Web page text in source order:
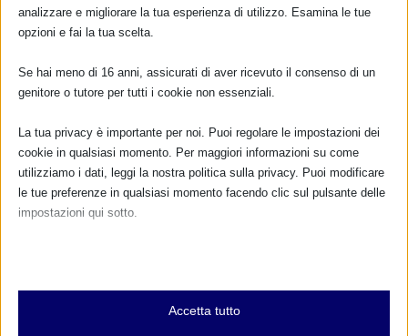
CALENDARIO EVENTI
Non ci sono eventi
TUTTI GLI EVENTI
FARMACI IN ALLATTAMENTO E
GRAVIDANZA
800.883300
analizzare e migliorare la tua esperienza di utilizzo. Esamina le tue
opzioni e fai la tua scelta.
Se hai meno di 16 anni, assicurati di aver ricevuto il consenso di un
genitore o tutore per tutti i cookie non essenziali.
La tua privacy è importante per noi. Puoi regolare le impostazioni dei
cookie in qualsiasi momento. Per maggiori informazioni su come
utilizziamo i dati, leggi la nostra politica sulla privacy. Puoi modificare
le tue preferenze in qualsiasi momento facendo clic sul pulsante delle
impostazioni qui sotto.
Essenziali
I cookie e i servizi essenziali abilitano le funzioni di base e sono
Accetta tutto